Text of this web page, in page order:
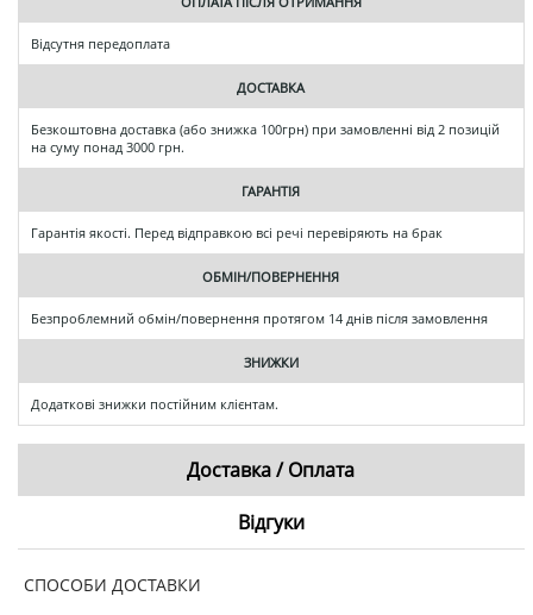
Відсутня передоплата
ДОСТАВКА
Безкоштовна доставка (або знижка 100грн) при замовленні від 2 позицій
на суму понад 3000 грн.
ГАРАНТІЯ
Гарантія якості. Перед відправкою всі речі перевіряють на брак
ОБМІН/ПОВЕРНЕННЯ
Безпроблемний обмін/повернення протягом 14 днів після замовлення
ЗНИЖКИ
Додаткові знижки постійним клієнтам.
Доставка / Оплата
Відгуки
СПОСОБИ ДОСТАВКИ